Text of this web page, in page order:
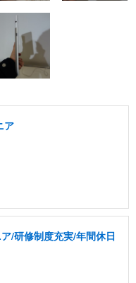
ア
/研修制度充実/年間休日